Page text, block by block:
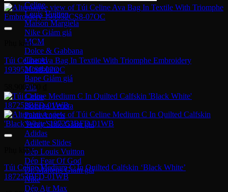
Celine
Louis Vuitton
Maison Margiela
Nike
MCM
Dolce & Gabbana
Chanel
Montblanc
Bape
Fila
Chloe
Bottega Veneta
Palm Angels
Yeezy Slide
Adidas
Adilette Slides
Dép Louis Vuitton
Dép Fear Of God
Dr. Martens
Nike
Dép Air Max
Phụ kiện
Túi Celine Ava Bag In Textile With Triomphe Embroidery
193952CS8-07OC
58,900,000
Phụ kiện
Túi Celine Medium C In Quilted Calfskin ‘Black White’
187253BFD-01WB